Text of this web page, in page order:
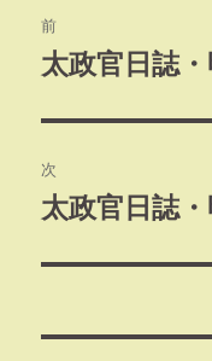
稿
ビ
ゲ
ー
前
前
投
稿:
太政官日誌
次
次
投
太政官日誌